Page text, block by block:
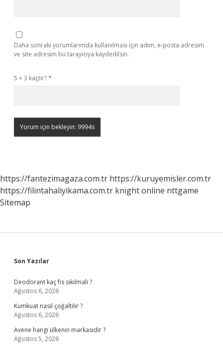
Daha sonraki yorumlarımda kullanılması için adım, e-posta adresim
ve site adresim bu tarayıcıya kaydedilsin.
5 + 3 kaçtır?*
https://fantezimagaza.com.tr https://kuruyemisler.com.tr
https://filintahaliyikama.com.tr knight online nttgame
Sitemap
Sidebar
Son Yazılar
Deodorant kaç fıs sıkılmalı ?
Ağustos 6, 2026
Kumkuat nasıl çoğaltılır ?
Ağustos 6, 2026
Avene hangi ülkenin markasıdır ?
Ağustos 5, 2026